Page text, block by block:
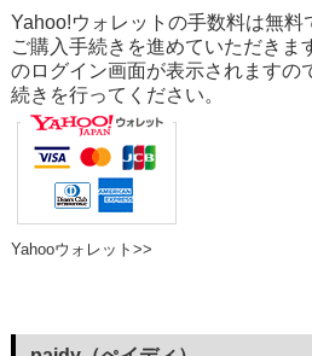
Yahoo!ウォレットの手数料は無料
ご購入手続きを進めていただきま
のログイン画面が表示されますの
続きを行ってください。
Yahooウォレット>>